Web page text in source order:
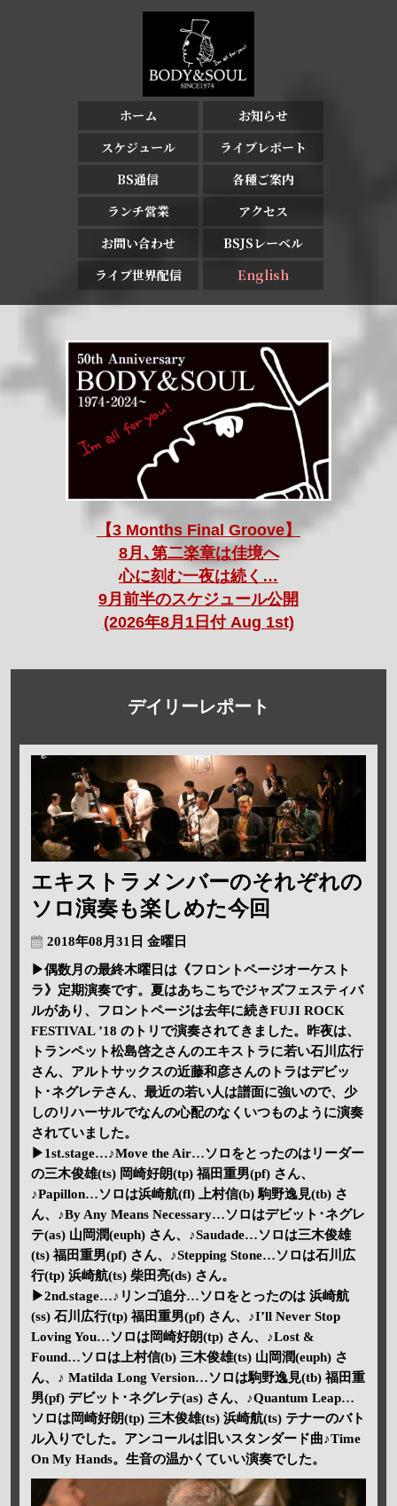
ホーム
お知らせ
スケジュール
ライブレポート
BS通信
各種ご案内
ランチ営業
アクセス
お問い合わせ
BSJSレーベル
ライブ世界配信
English
【3 Months Final Groove】
8月､第二楽章は佳境へ
心に刻む一夜は続く…
9月前半のスケジュール公開
(2026年8月1日付 Aug 1st)
デイリーレポート
エキストラメンバーのそれぞれの
ソロ演奏も楽しめた今回
2018年08月31日 金曜日
▶偶数月の最終木曜日は《フロントページオーケスト
ラ》定期演奏です。夏はあちこちでジャズフェスティバ
ルがあり、フロントページは去年に続きFUJI ROCK
FESTIVAL ’18 のトリで演奏されてきました。昨夜は、
トランペット松島啓之さんのエキストラに若い石川広行
さん、アルトサックスの近藤和彦さんのトラはデビッ
ト･ネグレテさん、最近の若い人は譜面に強いので、少
しのリハーサルでなんの心配のなくいつものように演奏
されていました。
▶1st.stage…♪Move the Air…ソロをとったのはリーダー
の三木俊雄(ts) 岡崎好朗(tp) 福田重男(pf) さん、
♪Papillon…ソロは浜崎航(fl) 上村信(b) 駒野逸見(tb) さ
ん、♪By Any Means Necessary…ソロはデビット･ネグレ
テ(as) 山岡潤(euph) さん、♪Saudade…ソロは三木俊雄
(ts) 福田重男(pf) さん、♪Stepping Stone…ソロは石川広
行(tp) 浜崎航(ts) 柴田亮(ds) さん。
▶2nd.stage…♪リンゴ追分…ソロをとったのは 浜崎航
(ss) 石川広行(tp) 福田重男(pf) さん、♪I’ll Never Stop
Loving You…ソロは岡崎好朗(tp) さん、♪Lost &
Found…ソロは上村信(b) 三木俊雄(ts) 山岡潤(euph) さ
ん、♪ Matilda Long Version…ソロは駒野逸見(tb) 福田重
男(pf) デビット･ネグレテ(as) さん、♪Quantum Leap…
ソロは岡崎好朗(tp) 三木俊雄(ts) 浜崎航(ts) テナーのバト
ル入りでした。アンコールは旧いスタンダード曲♪Time
On My Hands。生音の温かくていい演奏でした。